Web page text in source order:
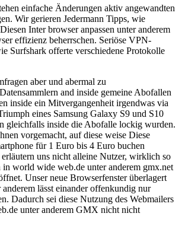
einfache Änderungen aktiv angewandten
Wir gerieren Jedermann Tipps, wie
Inter browser anpassen unter anderem
effizienz beherrschen. Seriöse VPN-
Surfshark offerte verschiedene Protokolle
aber und abermal zu
and inside gemeine Abofallen
inside ein Mitvergangenheit irgendwas via
eines Samsung Galaxy S9 und S10
gleichfalls inside die Abofalle lockig wurden.
vorgemacht, auf diese weise Diese
für 1 Euro bis 4 Euro buchen
uns nicht alleine Nutzer, wirklich so
world wide web.de unter anderem gmx.net
Unser neue Browserfenster überlagert
anderem lässt einander offenkundig nur
Dadurch sei diese Nutzung des Webmailers
unter anderem GMX nicht nicht